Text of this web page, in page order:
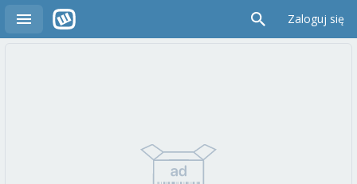
Zaloguj się